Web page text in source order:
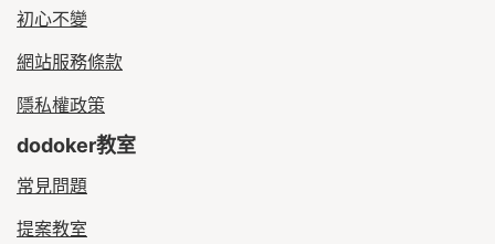
初心不變
網站服務條款
隱私權政策
dodoker教室
常見問題
提案教室